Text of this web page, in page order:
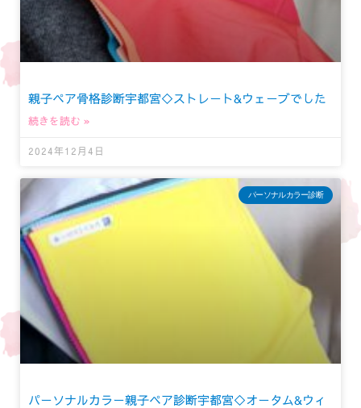
親子ペア骨格診断宇都宮◇ストレート&ウェーブでした
続きを読む »
2024年12月4日
パーソナルカラー診断
パーソナルカラー親子ペア診断宇都宮◇オータム&ウィ